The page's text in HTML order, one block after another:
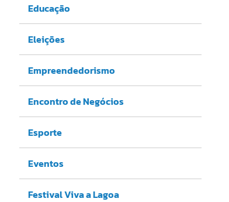
Educação
Eleições
Empreendedorismo
Encontro de Negócios
Esporte
Eventos
Festival Viva a Lagoa